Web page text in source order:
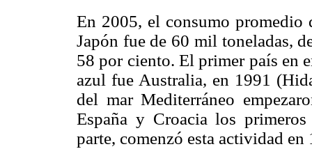
En 2005, el consumo promedio
Japón fue de 60 mil toneladas,
58 por ciento. El primer país en
azul fue Australia, en 1991
del mar Mediterráneo
España y Croacia los
parte, comenzó esta actividad